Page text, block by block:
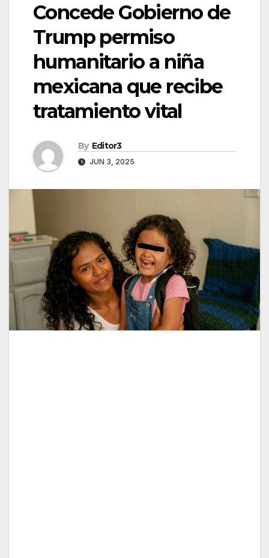
Concede Gobierno de
Trump permiso
humanitario a niña
mexicana que recibe
tratamiento vital
By Editor3
JUN 3, 2025